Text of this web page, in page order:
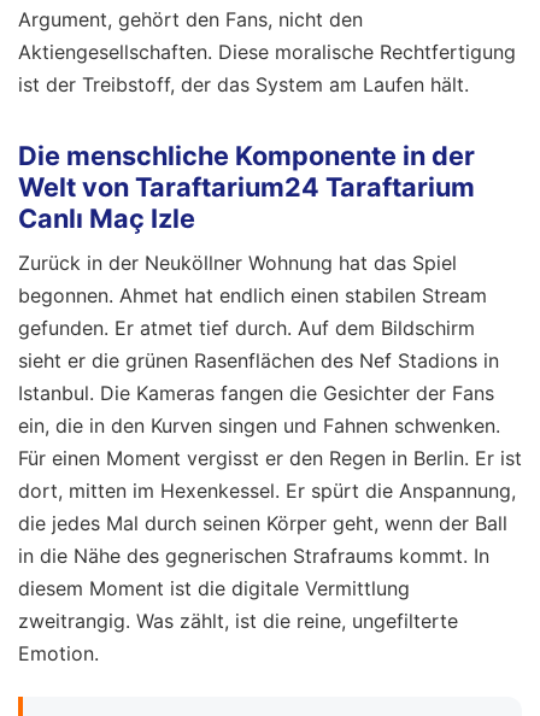
Argument, gehört den Fans, nicht den
Aktiengesellschaften. Diese moralische Rechtfertigung
ist der Treibstoff, der das System am Laufen hält.
Die menschliche Komponente in der
Welt von Taraftarium24 Taraftarium
Canlı Maç Izle
Zurück in der Neuköllner Wohnung hat das Spiel
begonnen. Ahmet hat endlich einen stabilen Stream
gefunden. Er atmet tief durch. Auf dem Bildschirm
sieht er die grünen Rasenflächen des Nef Stadions in
Istanbul. Die Kameras fangen die Gesichter der Fans
ein, die in den Kurven singen und Fahnen schwenken.
Für einen Moment vergisst er den Regen in Berlin. Er ist
dort, mitten im Hexenkessel. Er spürt die Anspannung,
die jedes Mal durch seinen Körper geht, wenn der Ball
in die Nähe des gegnerischen Strafraums kommt. In
diesem Moment ist die digitale Vermittlung
zweitrangig. Was zählt, ist die reine, ungefilterte
Emotion.